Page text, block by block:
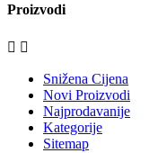
Proizvodi
 
Snižena Cijena
Novi Proizvodi
Najprodavanije
Kategorije
Sitemap